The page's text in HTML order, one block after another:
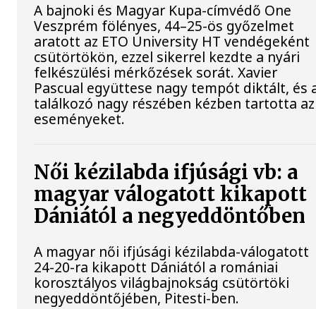
A bajnoki és Magyar Kupa-címvédő One
Veszprém fölényes, 44–25-ös győzelmet
aratott az ETO University HT vendégeként
csütörtökön, ezzel sikerrel kezdte a nyári
felkészülési mérkőzések sorát. Xavier
Pascual együttese nagy tempót diktált, és
találkozó nagy részében kézben tartotta az
eseményeket.
Női kézilabda ifjúsági vb: a
magyar válogatott kikapott
Dániától a negyeddöntőben
A magyar női ifjúsági kézilabda-válogatott
24-20-ra kikapott Dániától a romániai
korosztályos világbajnokság csütörtöki
negyeddöntőjében, Pitesti-ben.